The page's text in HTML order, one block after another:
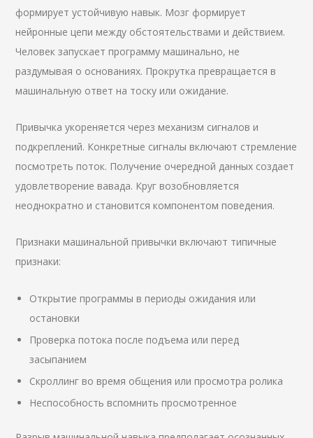
формирует устойчивую навык. Мозг формирует
нейронные цепи между обстоятельствами и действием.
Человек запускает программу машинально, не
раздумывая о основаниях. Прокрутка превращается в
машинальную ответ на тоску или ожидание.
Привычка укореняется через механизм сигналов и
подкреплений. Конкретные сигналы включают стремление
посмотреть поток. Получение очередной данных создает
удовлетворение вавада. Круг возобновляется
неоднократно и становится компонентом поведения.
Признаки машинальной привычки включают типичные
признаки:
Открытие программы в периоды ожидания или
остановки
Проверка потока после подъема или перед
засыпанием
Скроллинг во время общения или просмотра ролика
Неспособность вспомнить просмотренное